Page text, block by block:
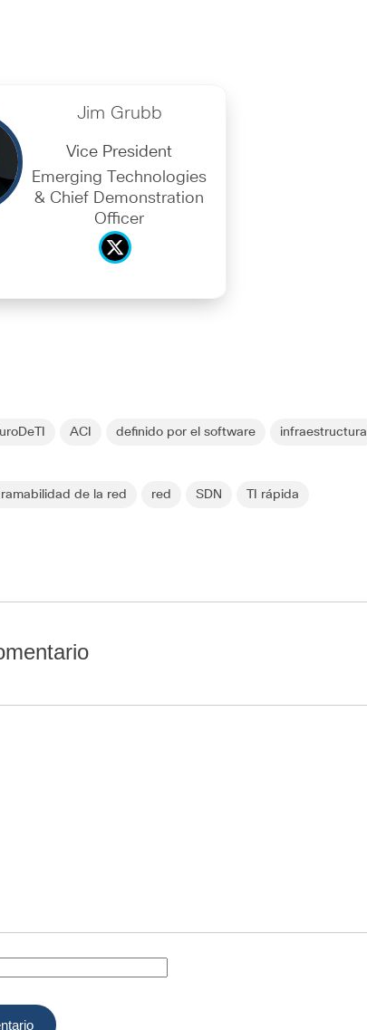
Jim Grubb
Vice President
Emerging Technologies
& Chief Demonstration
Officer
ACI definido por el software infraestructura
de la red red SDN TI rápida